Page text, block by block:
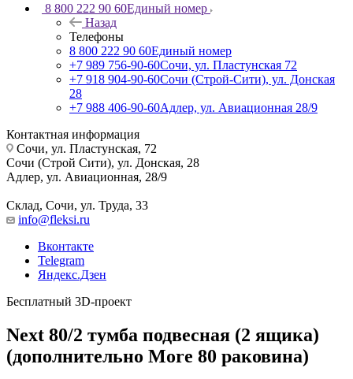
8 800 222 90 60Единый номер
Назад
Телефоны
8 800 222 90 60Единый номер
+7 989 756-90-60Сочи, ул. Пластунская 72
+7 918 904-90-60Сочи (Строй-Сити), ул. Донская
28
+7 988 406-90-60Адлер, ул. Авиационная 28/9
Контактная информация
Сочи, ул. Пластунская, 72
Сочи (Строй Сити), ул. Донская, 28
Адлер, ул. Авиационная, 28/9
Склад, Сочи, ул. Труда, 33
info@fleksi.ru
Вконтакте
Telegram
Яндекс.Дзен
Бесплатный 3D-проект
Next 80/2 тумба подвесная (2 ящика)
(дополнительно More 80 раковина)